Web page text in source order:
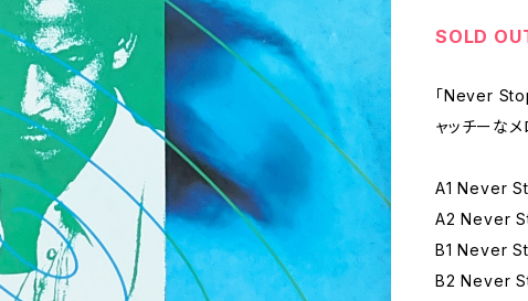
SOLD
「Never
ャッチーなメ
A1 Never
A2 Never
B1 Never
B2 Never